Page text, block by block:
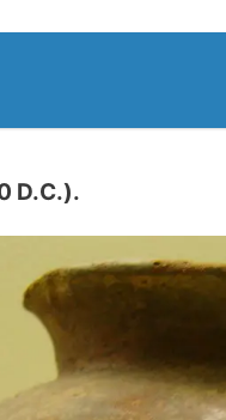
D.C.).